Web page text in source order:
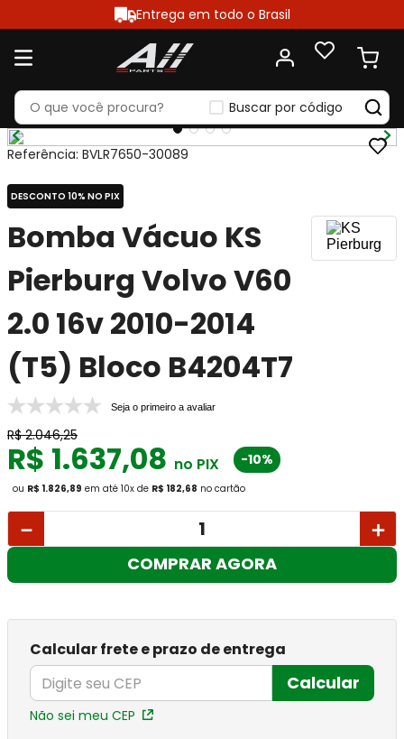
Entrega em todo o Brasil
Buscar por código
Referência: BVLR7650-30089
DESCONTO 10% NO PIX
Bomba Vácuo KS
Pierburg Volvo V60
2.0 16v 2010-2014
(T5) Bloco B4204T7
Seja o primeiro a avaliar
R$ 2.046,25
R$ 1.637,08 no PIX -10%
ou R$ 1.826,89 em até 10x de R$ 182,68 no cartão
＋
－
COMPRAR AGORA
Calcular frete e prazo de entrega
Calcular
Não sei meu CEP